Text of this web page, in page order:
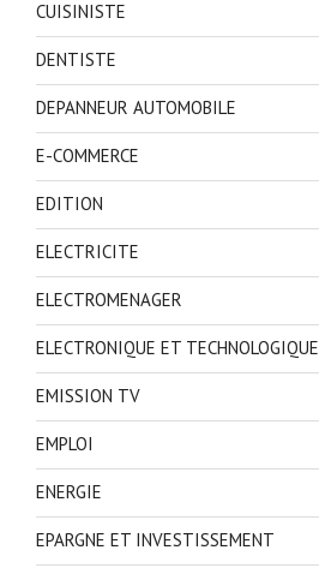
CUISINISTE
DENTISTE
DEPANNEUR AUTOMOBILE
E-COMMERCE
EDITION
ELECTRICITE
ELECTROMENAGER
ELECTRONIQUE ET TECHNOLOGIQUE
EMISSION TV
EMPLOI
ENERGIE
EPARGNE ET INVESTISSEMENT